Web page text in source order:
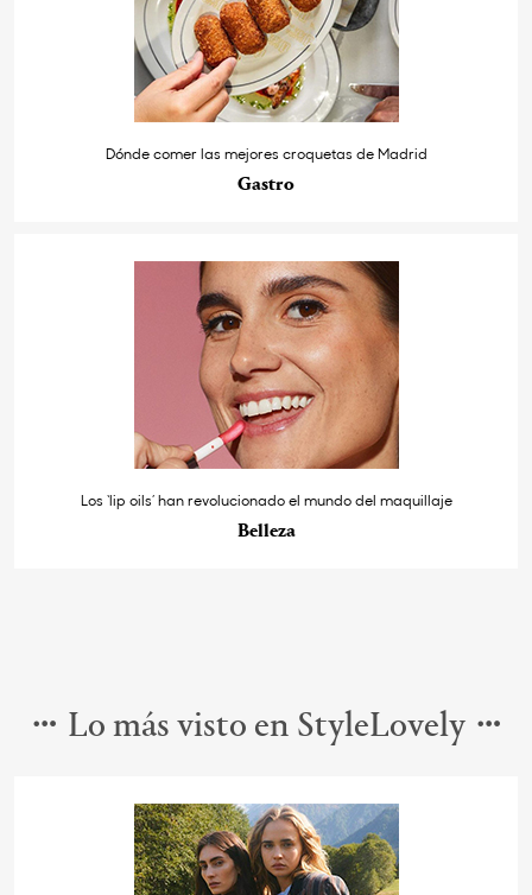
Dónde comer las mejores croquetas de Madrid
Gastro
Los ‘lip oils’ han revolucionado el mundo del maquillaje
Belleza
Lo más visto en StyleLovely